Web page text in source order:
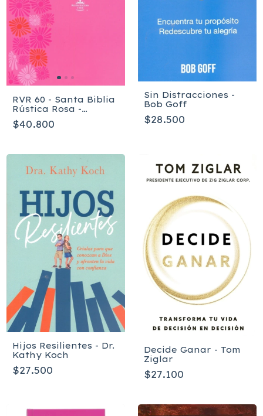
RVR 60 - Santa Biblia
Rústica Rosa -
Edición de Promesas
CR-M1
$40.800
Sin Distracciones -
Bob Goff
$28.500
Hijos Resilientes - Dr.
Kathy Koch
$27.500
Decide Ganar - Tom
Ziglar
$27.100